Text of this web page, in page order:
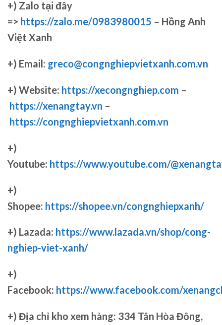
+) Zalo tại đây
=> https://zalo.me/0983980015 – Hồng Anh
Việt Xanh
+) Email: greco@congnghiepvietxanh.com.vn
+) Website: https://xecongnghiep.com –
https://xenangtay.vn –
https://congnghiepvietxanh.com.vn
+)
Youtube: https://www.youtube.com/
+)
Shopee: https://shopee.vn/congnghiepxanh/
+) Lazada: https://www.lazada.vn/shop/cong-
nghiep-viet-xanh/
+)
Facebook: https://www.facebook.com/
+) Địa chỉ kho xem hàng: 334 Tân Hòa Đông,